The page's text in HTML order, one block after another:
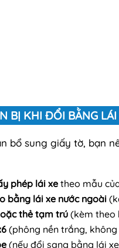
BỊ KHI ĐỔI BẰNG LÁI
bổ sung giấy tờ, bạn
phép lái xetheo mẫu
bằng lái xe nước ngoài
thẻ tạm trú (kèm theo
(phông nền trắng,
(nếu đổi sang bằng lái